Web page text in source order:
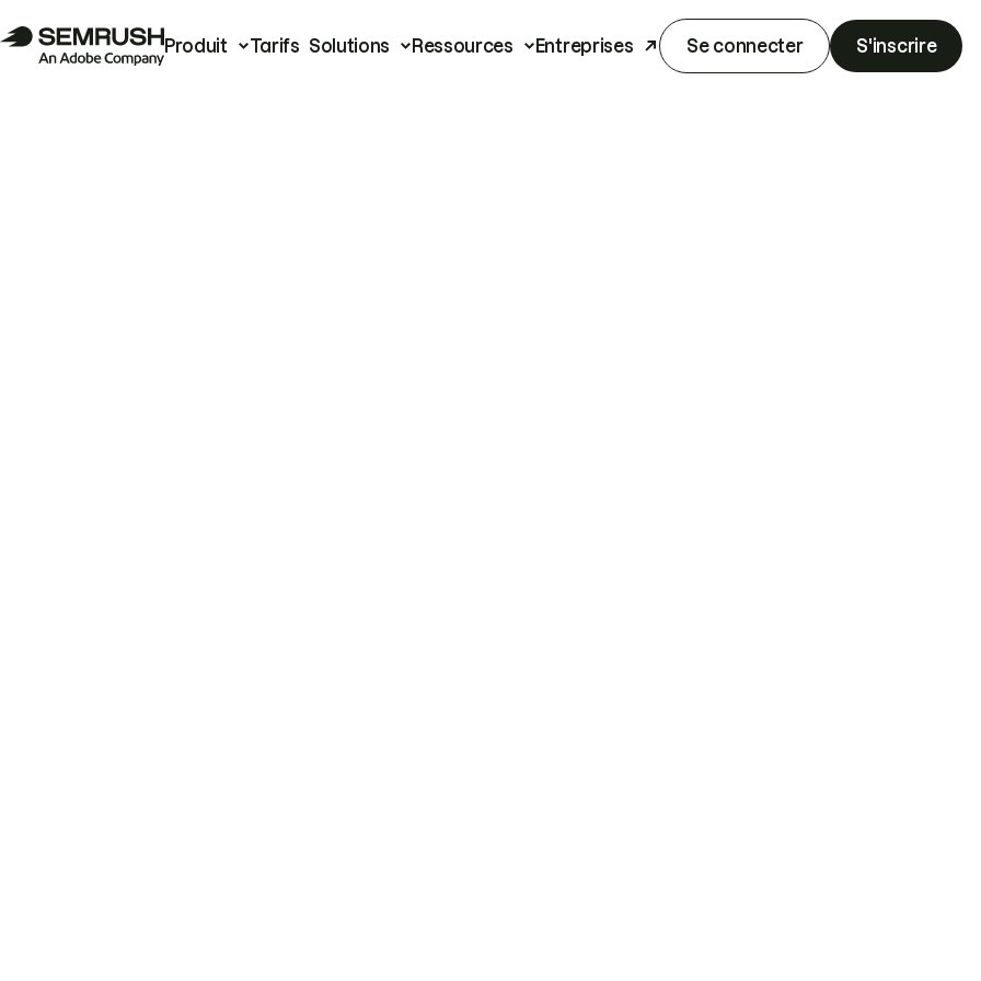
Produit Tarifs Solutions Ressources Entreprises Se connecter S'inscrire